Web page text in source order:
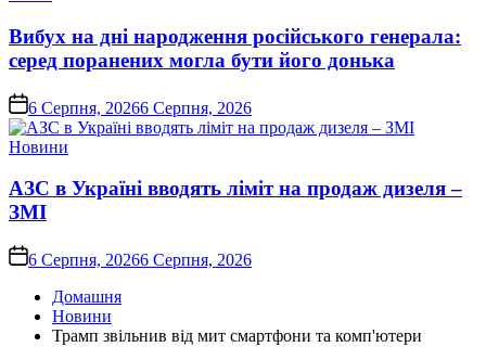
Вибух на дні народження російського генерала:
серед поранених могла бути його донька
on6 Серпня, 20266 Серпня, 2026
Опублікувати
Новини
АЗС в Україні вводять ліміт на продаж дизеля –
ЗМІ
on6 Серпня, 20266 Серпня, 2026
Домашня
Новини
Трамп звільнив від мит смартфони та комп'ютери